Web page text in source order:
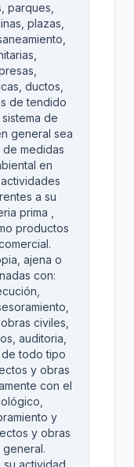
parques,
plazas,
ductos,
de tendido
de
general sea
de medidas
en
a su
prima ,
productos
ajena o
con:
civiles,
auditoria,
de todo tipo
y obras
con el
y
y obras
actividad